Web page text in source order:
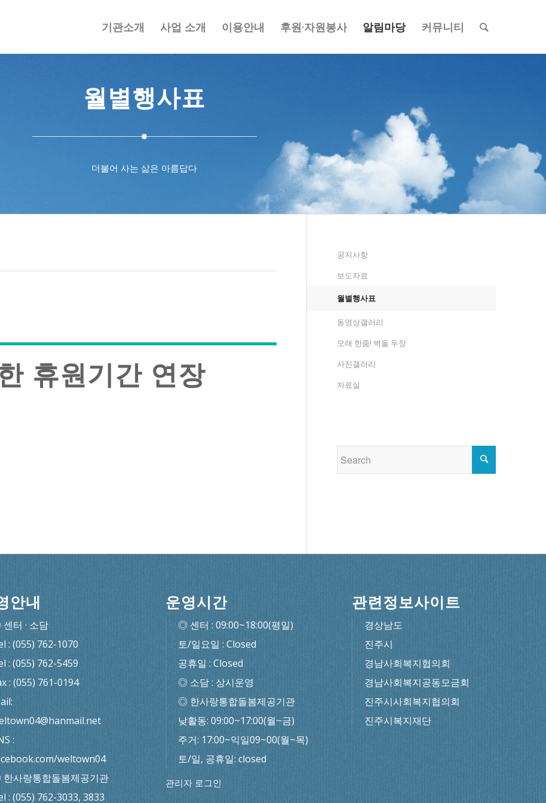
기관소개 사업 소개 이용안내 후원·자원봉사 알림마당 커뮤니티
월별행사표
더불어 사는 삶은 아름답다
휴원기간 연장
공지사항
보도자료
월별행사표
동영상갤러리
모래 한줌! 벽돌 두장
사진갤러리
자료실
안내
터 · 소담
: (055) 762-1070
: (055) 762-5459
: (055) 761-0194
:
weltown04
사랑통합돌봄제공기관
: (055) 762-3033, 3833
운영시간
◎ 센터 : 09:00~18:00(평일)
토/일요일 : Closed
공휴일 : Closed
◎ 소담 : 상시운영
◎ 한사랑통합돌봄제공기관
낮활동: 09:00~17:00(월~금)
주거: 17:00~익일09~00(월~목)
토/일, 공휴일: closed
관리자 로그인
관련정보사이트
경상남도
진주시
경남사회복지협의회
경남사회복지공동모금회
진주시사회복지협의회
진주시복지재단